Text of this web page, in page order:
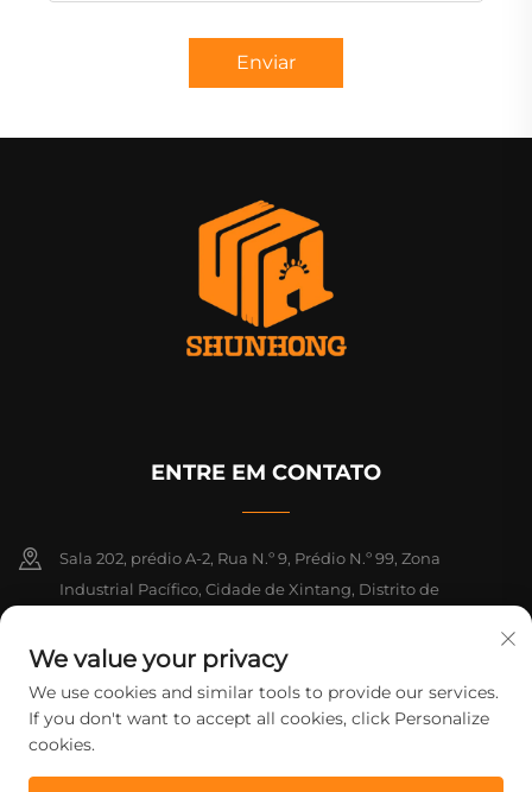
Enviar
ENTRE EM CONTATO
Sala 202, prédio A-2, Rua N.º 9, Prédio N.º 99, Zona
Industrial Pacífico, Cidade de Xintang, Distrito de
+86-18925142858
[email protected]
We value your privacy
We use cookies and similar tools to provide our services.
If you don't want to accept all cookies, click Personalize
cookies.